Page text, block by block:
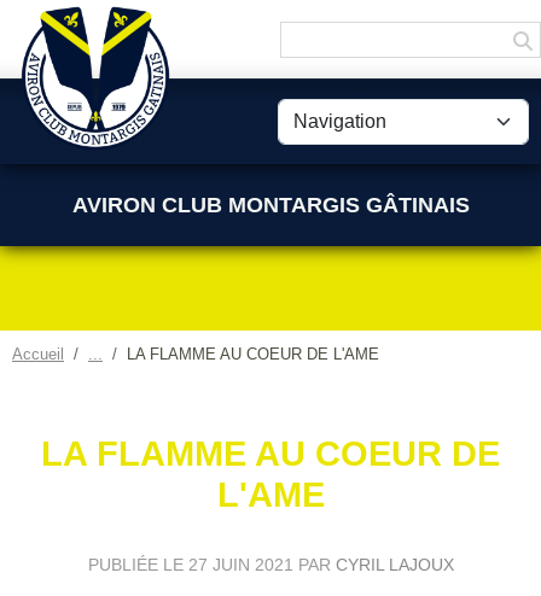
AVIRON CLUB MONTARGIS GÂTINAIS
Accueil LA FLAMME AU COEUR DE L'AME
LA FLAMME AU COEUR DE
L'AME
PUBLIÉE LE 27 JUIN 2021 PAR CYRIL LAJOUX
Panneau de gestion des cookies